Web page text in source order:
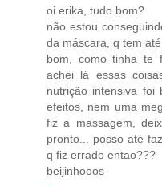
oi erika, tudo bom?
não estou
da máscara, q tem
bom, como tinha te
achei lá essas
nutrição intensiva foi
efeitos, nem uma
fiz a massagem,
pronto... posso até
q fiz errado entao???
beijinhooos